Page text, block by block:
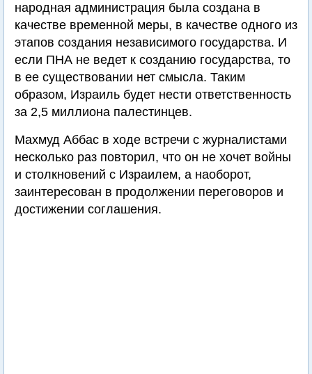
народная администрация была создана в
качестве временной меры, в качестве одного из
этапов создания независимого государства. И
если ПНА не ведет к созданию государства, то
в ее существовании нет смысла. Таким
образом, Израиль будет нести ответственность
за 2,5 миллиона палестинцев.
Махмуд Аббас в ходе встречи с журналистами
несколько раз повторил, что он не хочет войны
и столкновений с Израилем, а наоборот,
заинтересован в продолжении переговоров и
достижении соглашения.